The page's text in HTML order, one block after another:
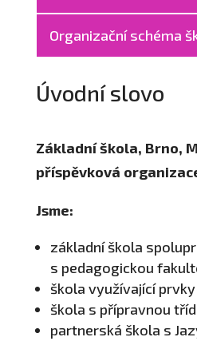
Organizační schéma
Úvodní slovo
Základní škola, Brno,
příspěvková
Jsme:
základní škola
s pedagogickou
škola využívající prvky
škola s přípravnou
partnerská škola s